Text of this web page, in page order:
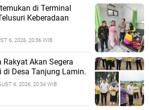
di Terminal
Keberadaan
6, 2026, 20:36 WIB
Akan Segera
di Desa Tanjung Lamin.
6, 2026, 20:34 WIB